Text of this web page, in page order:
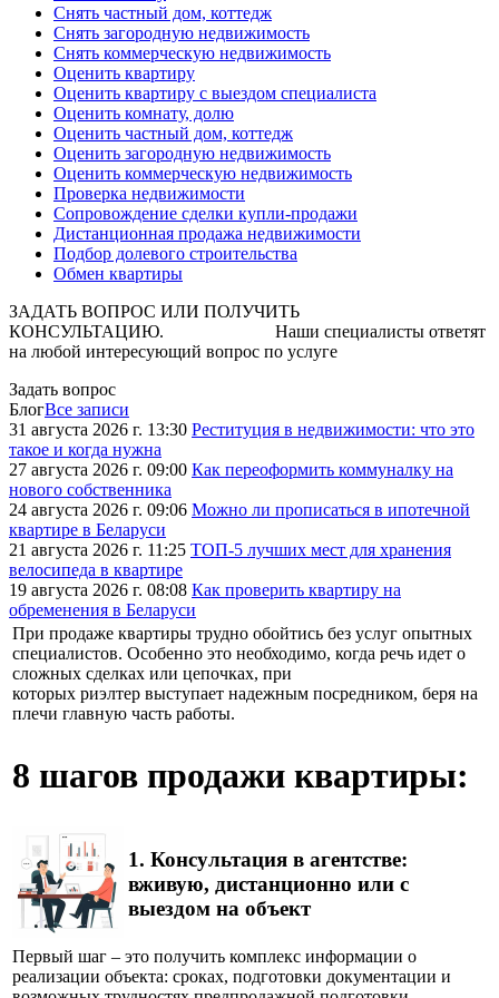
Снять частный дом, коттедж
Снять загородную недвижимость
Снять коммерческую недвижимость
Оценить квартиру
Оценить квартиру с выездом специалиста
Оценить комнату, долю
Оценить частный дом, коттедж
Оценить загородную недвижимость
Оценить коммерческую недвижимость
Проверка недвижимости
Сопровождение сделки купли-продажи
Дистанционная продажа недвижимости
Подбор долевого строительства
Обмен квартиры
ЗАДАТЬ ВОПРОС ИЛИ ПОЛУЧИТЬ
КОНСУЛЬТАЦИЮ. Наши специалисты ответят
на любой интересующий вопрос по услуге
Задать вопрос
БлогВсе записи
31 августа 2026 г. 13:30 Реституция в недвижимости: что это
такое и когда нужна
27 августа 2026 г. 09:00 Как переоформить коммуналку на
нового собственника
24 августа 2026 г. 09:06 Можно ли прописаться в ипотечной
квартире в Беларуси
21 августа 2026 г. 11:25 ТОП-5 лучших мест для хранения
велосипеда в квартире
19 августа 2026 г. 08:08 Как проверить квартиру на
обременения в Беларуси
При продаже квартиры трудно обойтись без услуг опытных
специалистов. Особенно это необходимо, когда речь идет о
сложных сделках или цепочках, при
которых риэлтер выступает надежным посредником, беря на
плечи главную часть работы.
8 шагов продажи квартиры:
1. Консультация в агентстве:
вживую, дистанционно или с
выездом на объект
Первый шаг – это получить комплекс информации о
реализации объекта: сроках, подготовки документации и